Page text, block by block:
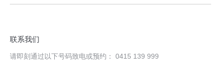
联系我们
请即刻通过以下号码致电或预约： 0415 139 999